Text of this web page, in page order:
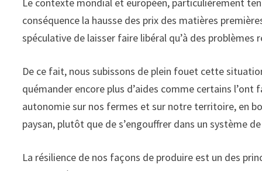
conséquence la hausse des prix des matières
spéculative de laisser faire libéral qu’à des
De ce fait, nous subissons de plein fouet cette
quémander encore plus d’aides comme certains
autonomie sur nos fermes et sur notre territoire, en
paysan, plutôt que de s’engouffrer dans un système
La résilience de nos façons de produire est un des